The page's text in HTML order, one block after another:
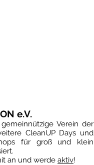
e.V.
Verein der
CleanUP Days und
für groß und klein
an und werde aktiv!